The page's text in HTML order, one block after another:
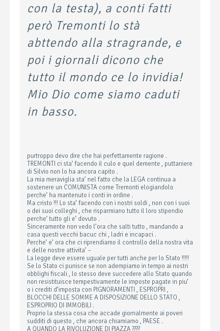
con la testa), a conti fatti
però Tremonti lo stà
abttendo alla stragrande, e
poi i giornali dicono che
tutto il mondo ce lo invidia!
Mio Dio come siamo caduti
in basso.
purtroppo devo dire che hai perfettamente ragione .
TREMONTI ci sta’ facendo il culo e quel demente , puttaniere
di Silvio non lo ha ancora capito .
La mia meraviglia sta’ nel fatto che la LEGA continua a
sostenere un COMUNISTA come Tremonti elogiandolo
perche’ ha mantenuto i conti in ordine .
Ma cristo !!! Lo sta’ facendo con i nostri soldi , non con i suoi
o dei suoi colleghi , che risparmiano tutto il loro stipendio
perche’ tutto gli e’ dovuto .
Sinceramente non vedo l’ora che salti tutto , mandando a
casa questi vecchi bacuc chi , ladri e incapaci .
Perche’ e’ ora che ci riprendiamo il controllo della nostra vita
e delle nostre attivita’ –
La legge deve essere uguale per tutti anche per lo Stato !!!!!
Se lo Stato ci punisce se non adempiamo in tempo ai nostri
obblighi fiscali , lo stesso deve succedere allo Stato quando
non resistituisce tempestivamente le imposte pagate in piu’
o i crediti d’imposta con PIGNORAMENTI , ESPROPRI ,
BLOCCHI DELLE SOMME A DISPOSIZIONE DELLO STATO ,
ESPROPRIO DI IMMOBILI .
Proprio la stessa cosa che accade giornalmente ai poveri
sudditi di questo , che ancora chiamiamo , PAESE .
A QUANDO LA RIVOLUZIONE DI PIAZZA ????